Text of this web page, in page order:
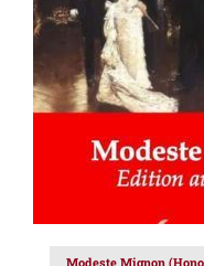
AJOUTER AU
Modeste Mignon